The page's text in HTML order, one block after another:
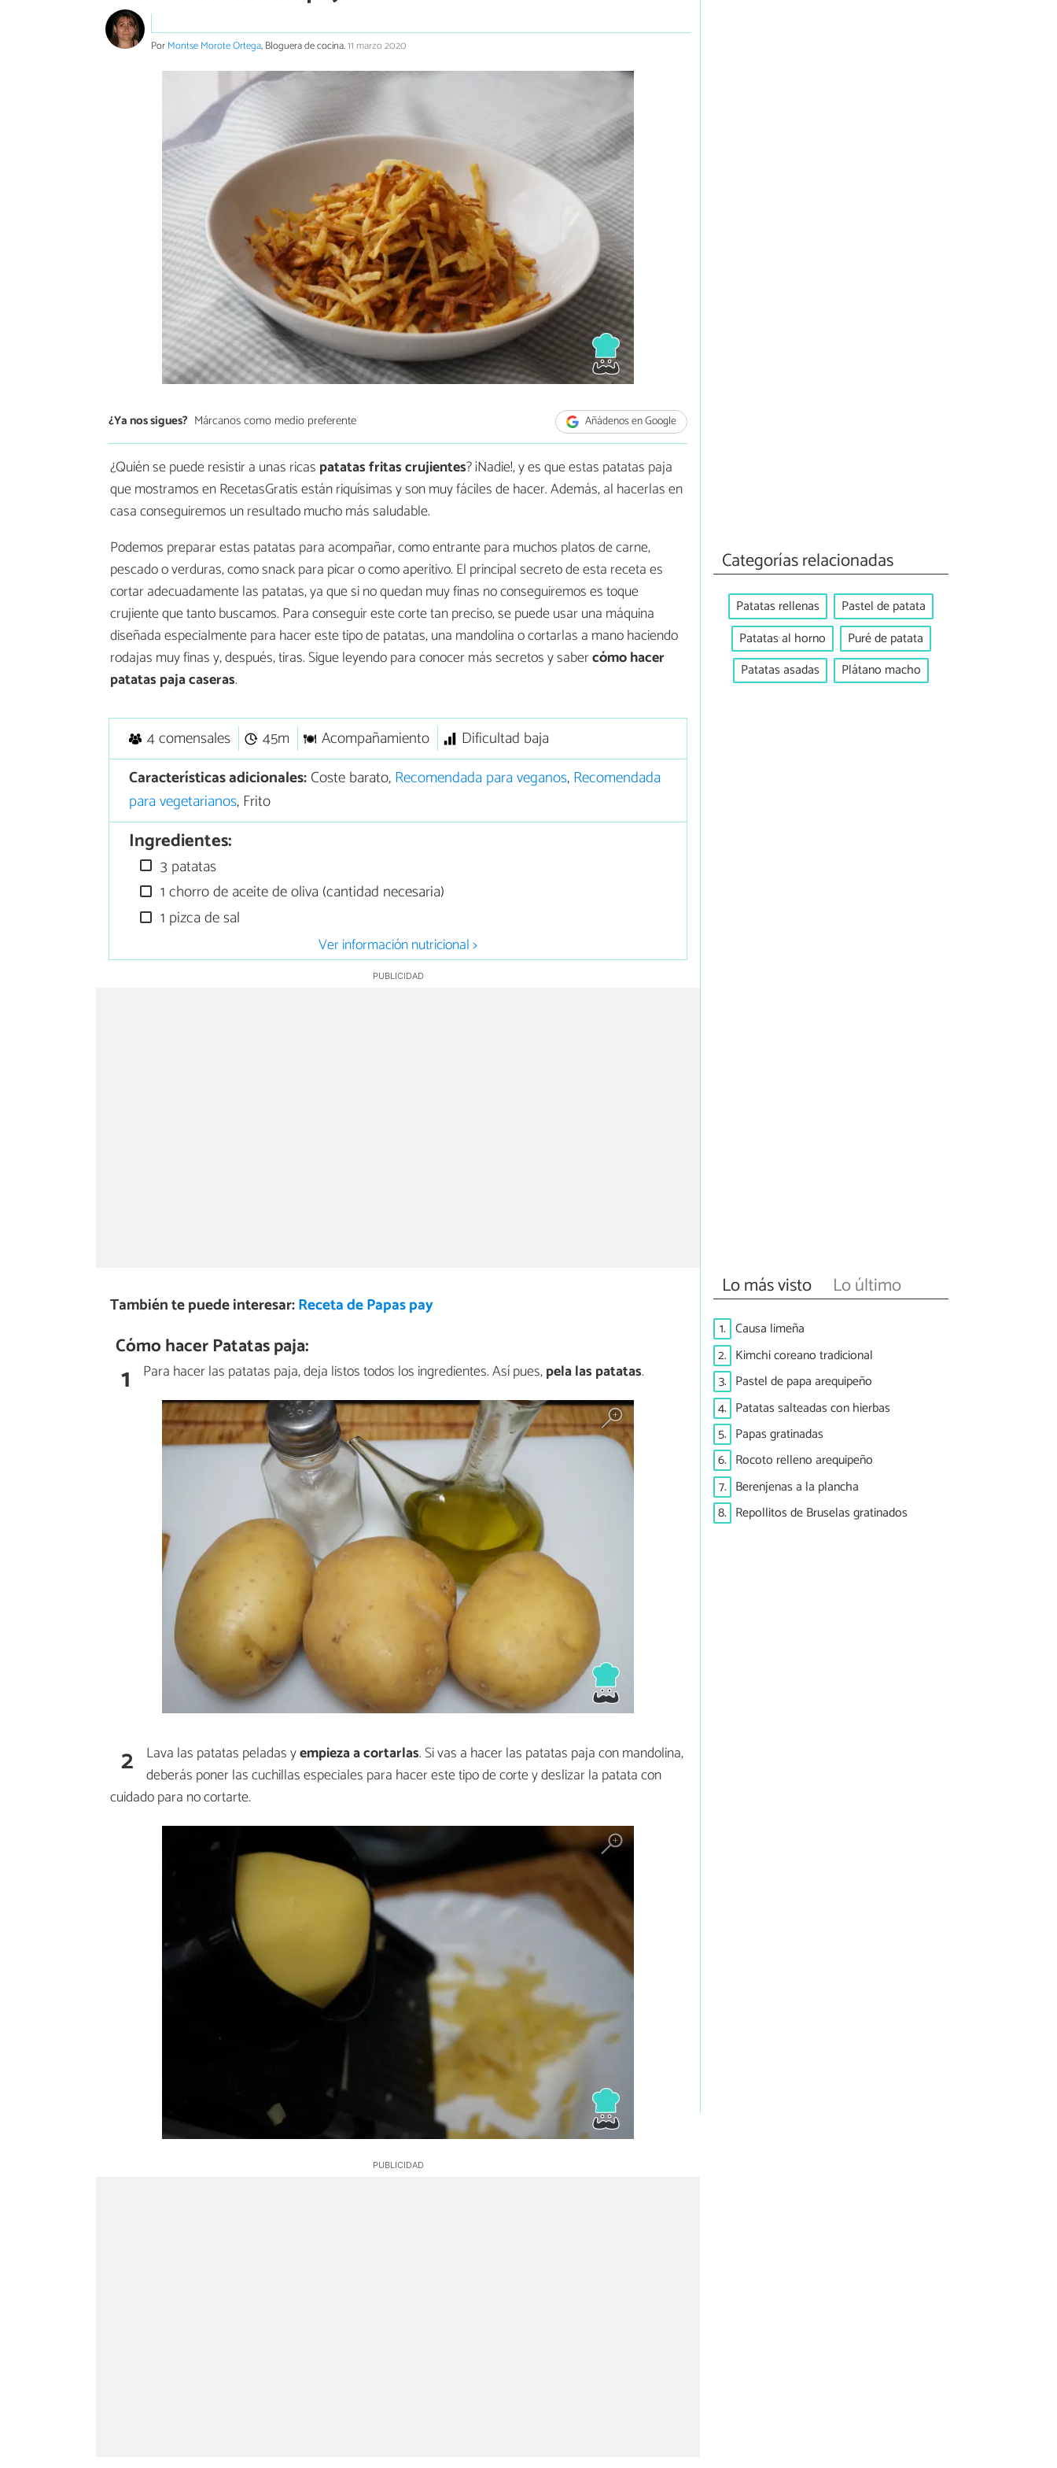
PorMontse Morote Ortega, Bloguera de cocina.11 marzo 2020
¿Ya nos sigues? Márcanos como medio preferente Añádenos en Google
¿Quién se puede resistir a unas ricas patatas fritas crujientes? ¡Nadie!, y es que estas patatas paja
que mostramos en RecetasGratis están riquísimas y son muy fáciles de hacer. Además, al hacerlas en
casa conseguiremos un resultado mucho más saludable.
Podemos preparar estas patatas para acompañar, como entrante para muchos platos de carne,
pescado o verduras, como snack para picar o como aperitivo. El principal secreto de esta receta es
cortar adecuadamente las patatas, ya que si no quedan muy finas no conseguiremos es toque
crujiente que tanto buscamos. Para conseguir este corte tan preciso, se puede usar una máquina
diseñada especialmente para hacer este tipo de patatas, una mandolina o cortarlas a mano haciendo
rodajas muy finas y, después, tiras. Sigue leyendo para conocer más secretos y sabercómo hacer
patatas paja caseras.
4 comensales 45m Acompañamiento
Dificultad baja
Características adicionales:Coste barato,Recomendada para veganos,Recomendada
para vegetarianos, Frito
Ingredientes:
3 patatas
1 chorro de aceite de oliva (cantidad necesaria)
1 pizca de sal
Ver información nutricional >
También te puede interesar:Receta de Papas pay
Cómo hacer Patatas paja:
1 Para hacer las patatas paja, deja listos todos los ingredientes. Así pues,pela las patatas.
2 Lava las patatas peladas yempieza a cortarlas. Si vas a hacer las patatas paja con mandolina,
deberás poner las cuchillas especiales para hacer este tipo de corte y deslizar la patata con
cuidado para no cortarte.
Categorías relacionadas
Patatas rellenas
Pastel de patata
Patatas al horno
Puré de patata
Patatas asadas
Plátano macho
Lo más visto Lo último
1. Causa limeña
2. Kimchi coreano tradicional
3. Pastel de papa arequipeño
4. Patatas salteadas con hierbas
5. Papas gratinadas
6. Rocoto relleno arequipeño
7. Berenjenas a la plancha
8. Repollitos de Bruselas gratinados